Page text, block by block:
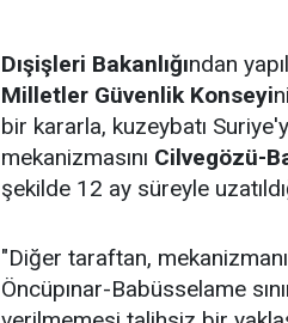
Dışişleri Bakanlığından
Milletler Güvenlik Konseyi
bir kararla, kuzeybatı
mekanizmasını Cilvegözü-
şekilde 12 ay süreyle
"Diğer taraftan,
Öncüpınar-Babüsselame